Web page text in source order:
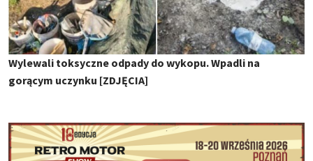
Wylewali toksyczne odpady do wykopu. Wpadli na
gorącym uczynku [ZDJĘCIA]